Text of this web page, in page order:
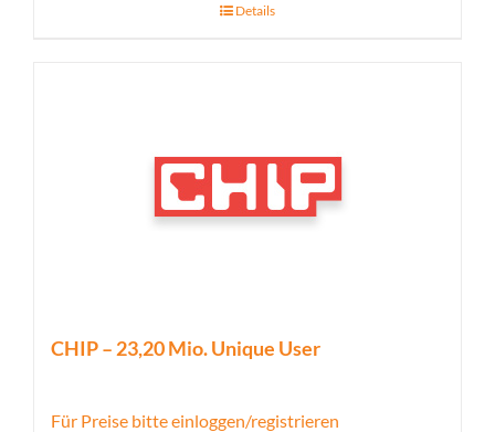
Details
CHIP – 23,20 Mio. Unique User
Für Preise bitte einloggen/registrieren